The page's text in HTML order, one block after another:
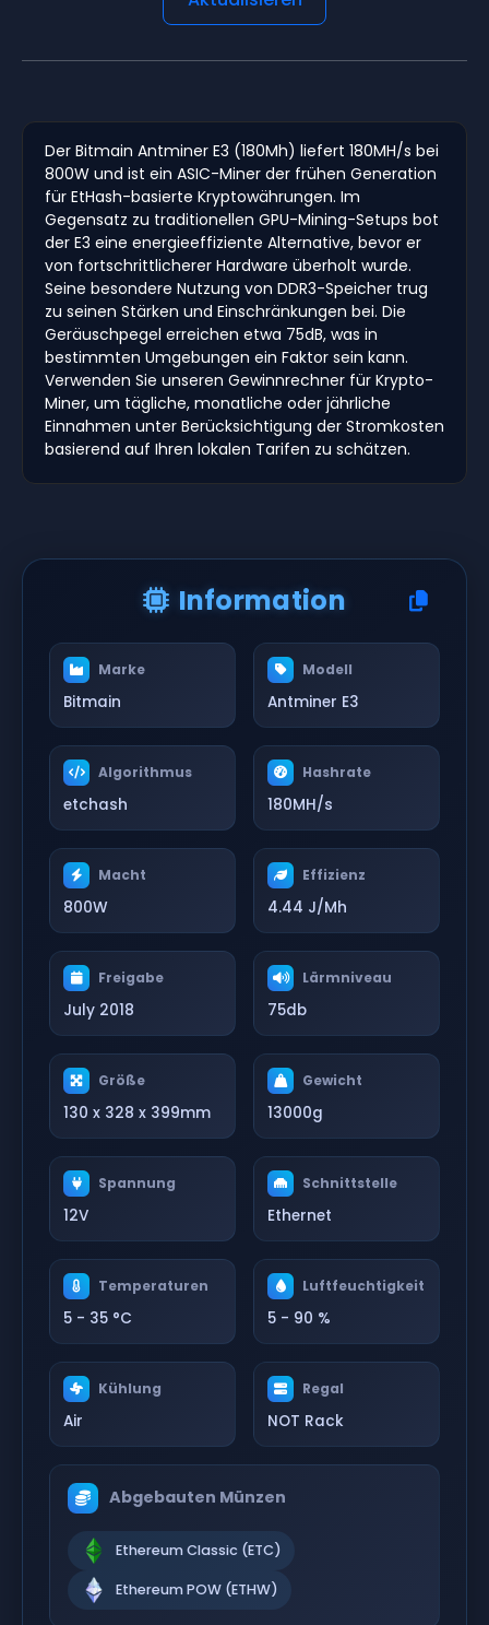
Der Bitmain Antminer E3 (180Mh) liefert 180MH/s bei
800W und ist ein ASIC-Miner der frühen Generation
für EtHash-basierte Kryptowährungen. Im
Gegensatz zu traditionellen GPU-Mining-Setups bot
der E3 eine energieeffiziente Alternative, bevor er
von fortschrittlicherer Hardware überholt wurde.
Seine besondere Nutzung von DDR3-Speicher trug
zu seinen Stärken und Einschränkungen bei. Die
Geräuschpegel erreichen etwa 75dB, was in
bestimmten Umgebungen ein Faktor sein kann.
Verwenden Sie unseren Gewinnrechner für Krypto-
Miner, um tägliche, monatliche oder jährliche
Einnahmen unter Berücksichtigung der Stromkosten
basierend auf Ihren lokalen Tarifen zu schätzen.
Information
Marke
Bitmain
Modell
Antminer E3
Algorithmus
etchash
Hashrate
180MH/s
Macht
800W
Effizienz
4.44 J/Mh
Freigabe
July 2018
Lärmniveau
75db
Größe
130 x 328 x 399mm
Gewicht
13000g
Spannung
12V
Schnittstelle
Ethernet
Temperaturen
5 - 35 °C
Luftfeuchtigkeit
5 - 90 %
Kühlung
Air
Regal
NOT Rack
Abgebauten Münzen
Ethereum Classic (ETC)
Ethereum POW (ETHW)